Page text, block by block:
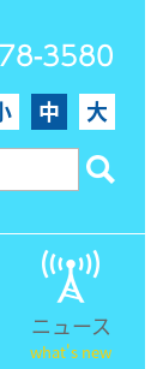
3580
中 大
ニュース
what's new